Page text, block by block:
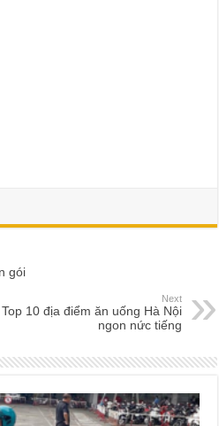
gói
Next
Top 10 địa điểm ăn uống Hà Nội
ngon nức tiếng